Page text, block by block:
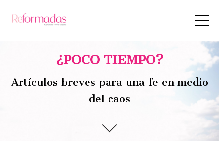
¿POCO TIEMPO?
Artículos breves para una fe en medio
del caos